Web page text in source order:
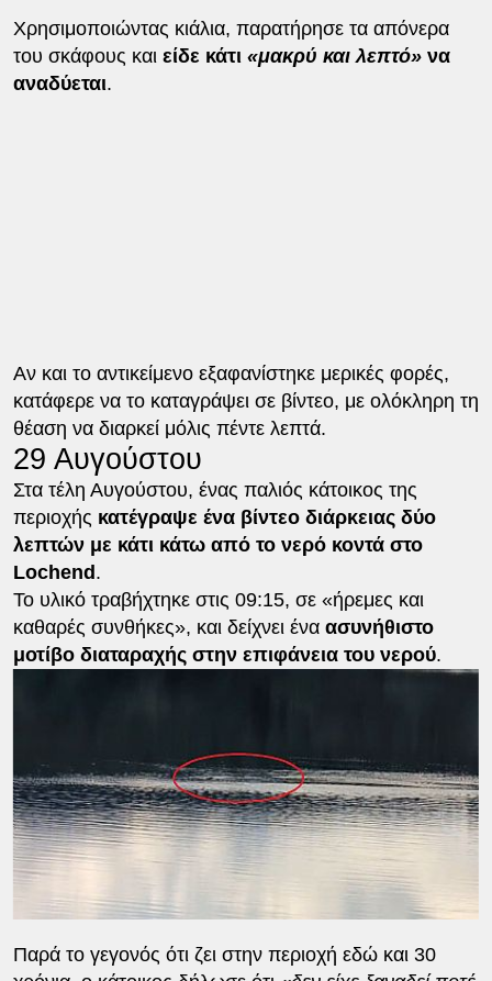
Χρησιμοποιώντας κιάλια, παρατήρησε τα απόνερα
του σκάφους και είδε κάτι «μακρύ και λεπτό»να
αναδύεται.
Αν και το αντικείμενο εξαφανίστηκε μερικές φορές,
κατάφερε να το καταγράψει σε βίντεο, με ολόκληρη τη
θέαση να διαρκεί μόλις πέντε λεπτά.
29 Αυγούστου
Στα τέλη Αυγούστου, ένας παλιός κάτοικος της
περιοχής κατέγραψε ένα βίντεο διάρκειας δύο
λεπτών με κάτι κάτω από το νερό κοντά στο
Lochend.
Το υλικό τραβήχτηκε στις 09:15, σε «ήρεμες και
καθαρές συνθήκες», και δείχνει ένα ασυνήθιστο
μοτίβο διαταραχής στην επιφάνεια του νερού.
Παρά το γεγονός ότι ζει στην περιοχή εδώ και 30